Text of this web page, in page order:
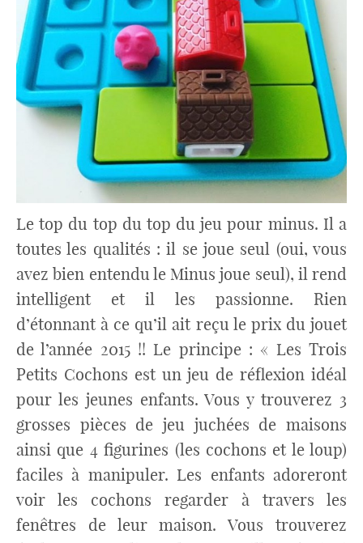
Le top du top du top du jeu pour minus. Il a
toutes les qualités : il se joue seul (oui, vous
avez bien entendu le Minus joue seul), il rend
intelligent et il les passionne. Rien
d’étonnant à ce qu’il ait reçu le prix du jouet
de l’année 2015 !! Le principe : « Les Trois
Petits Cochons est un jeu de réflexion idéal
pour les jeunes enfants. Vous y trouverez 3
grosses pièces de jeu juchées de maisons
ainsi que 4 figurines (les cochons et le loup)
faciles à manipuler. Les enfants adoreront
voir les cochons regarder à travers les
fenêtres de leur maison. Vous trouverez